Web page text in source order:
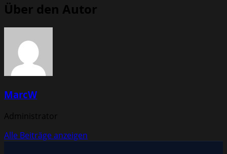
Über den Autor
MarcW
Administrator
Alle Beiträge anzeigen